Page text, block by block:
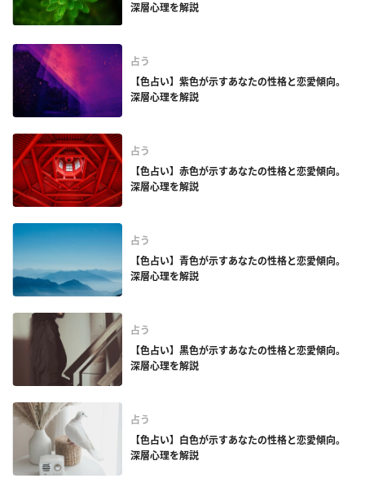
深層心理を解説
占う
【色占い】紫色が示すあなたの性格と恋愛傾向。
深層心理を解説
占う
【色占い】赤色が示すあなたの性格と恋愛傾向。
深層心理を解説
占う
【色占い】青色が示すあなたの性格と恋愛傾向。
深層心理を解説
占う
【色占い】黒色が示すあなたの性格と恋愛傾向。
深層心理を解説
占う
【色占い】白色が示すあなたの性格と恋愛傾向。
深層心理を解説